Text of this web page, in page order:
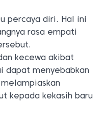
percaya diri. Hal ini
rasa empati
kecewa akibat
dapat menyebabkan
kepada kekasih baru